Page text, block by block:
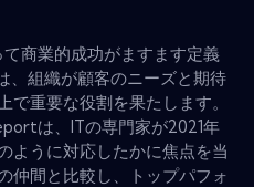
商業的成功がますます定義
、組織が顧客のニーズと期待
で重要な役割を果たします。
は、ITの専門家が2021年
ように対応したかに焦点を当
仲間と比較し、トップパフォ